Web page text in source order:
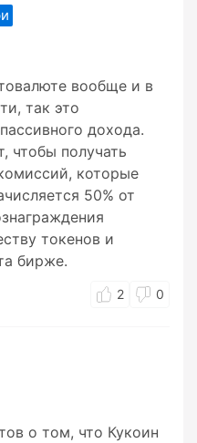
вообще и в
так это
дохода.
чтобы получать
которые
50% от
токенов и
бирже.
2 0
о том, что Кукоин